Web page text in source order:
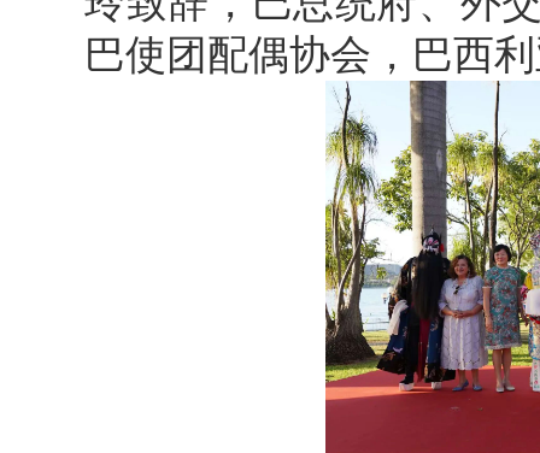
巴使团配偶协会，巴西